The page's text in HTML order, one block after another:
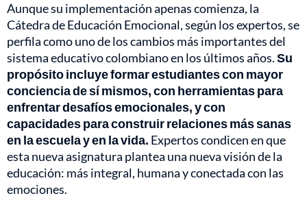
Aunque su implementación apenas comienza, la
Cátedra de Educación Emocional, según los expertos, se
perfila como uno de los cambios más importantes del
sistema educativo colombiano en los últimos años.Su
propósito incluye formar estudiantes con mayor
conciencia de sí mismos, con herramientas para
enfrentar desafíos emocionales, y con
capacidades para construir relaciones más sanas
en la escuela y en la vida. Expertos condicen en que
esta nueva asignatura plantea una nueva visión de la
educación: más integral, humana y conectada con las
emociones.